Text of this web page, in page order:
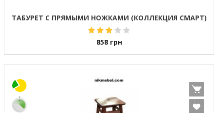
ТАБУРЕТ С ПРЯМЫМИ НОЖКАМИ (КОЛЛЕКЦИЯ СМАРТ)
858 грн